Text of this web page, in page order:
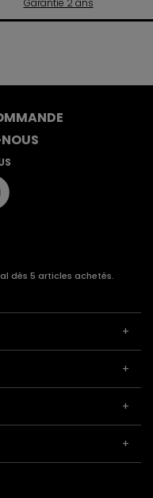
Garantie 2 ans
dès 5 articles achetés.